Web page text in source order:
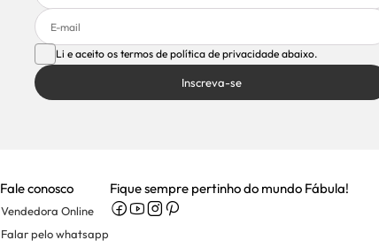
Li e aceito os termos de política de privacidade abaixo.
Inscreva-se
Fale conosco
Vendedora Online
Falar pelo whatsapp
Fique sempre pertinho do mundo Fábula!